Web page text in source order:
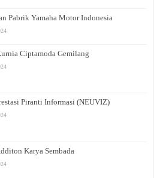
Pabrik Yamaha Motor Indonesia
Ciptamoda Gemilang
Piranti Informasi (NEUVIZ)
Karya Sembada